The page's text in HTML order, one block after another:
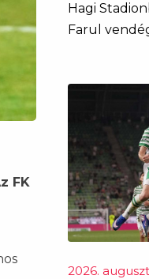
FK
Hagi
Farul
2026.